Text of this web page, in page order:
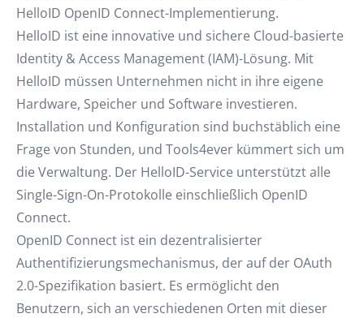
HelloID OpenID Connect-Implementierung.
HelloID ist eine innovative und sichere Cloud-basierte
Identity & Access Management (IAM)-Lösung. Mit
HelloID müssen Unternehmen nicht in ihre eigene
Hardware, Speicher und Software investieren.
Installation und Konfiguration sind buchstäblich eine
Frage von Stunden, und Tools4ever kümmert sich um
die Verwaltung. Der HelloID-Service unterstützt alle
Single-Sign-On-Protokolle einschließlich OpenID
Connect.
OpenID Connect ist ein dezentralisierter
Authentifizierungsmechanismus, der auf der OAuth
2.0-Spezifikation basiert. Es ermöglicht den
Benutzern, sich an verschiedenen Orten mit dieser